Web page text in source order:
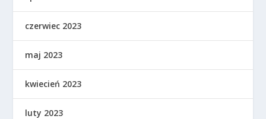
czerwiec 2023
maj 2023
kwiecień 2023
luty 2023